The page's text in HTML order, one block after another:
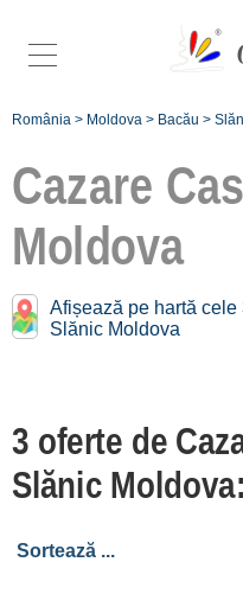
România > Moldova > Bacău >
Cazare
Moldova
Afișează pe hartă
Slănic Moldova
3 oferte de
Slănic Moldova:
Case în apropiere de
Târgu Ocna
Înscrie o unitate
de cazare